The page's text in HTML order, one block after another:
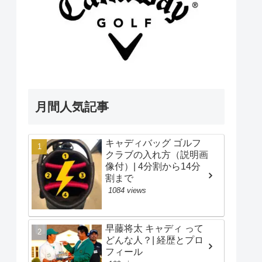
月間人気記事
キャディバッグ ゴルフ
クラブの入れ方（説明画
像付）| 4分割から14分
割まで
1084 views
早藤将太 キャディ って
どんな人？| 経歴とプロ
フィール